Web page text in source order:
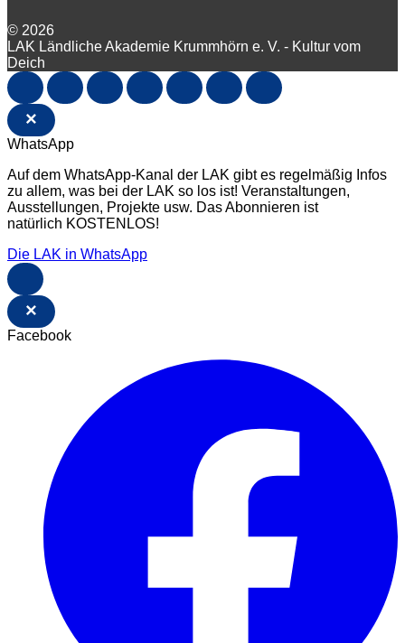
© 2026
LAK Ländliche Akademie Krummhörn e. V. - Kultur vom
Deich
×
WhatsApp
Auf dem WhatsApp-Kanal der LAK gibt es regelmäßig Infos
zu allem, was bei der LAK so los ist! Veranstaltungen,
Ausstellungen, Projekte usw. Das Abonnieren ist
natürlich KOSTENLOS!
Die LAK in WhatsApp
×
Facebook